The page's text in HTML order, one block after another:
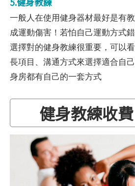
一般人在使用健身器材最好是有
成運動傷害！若怕自己運動方式
選擇對的健身教練很重要，可以
長項目、溝通方式來選擇適合自
身房都有自己的一套方式
健身教練收